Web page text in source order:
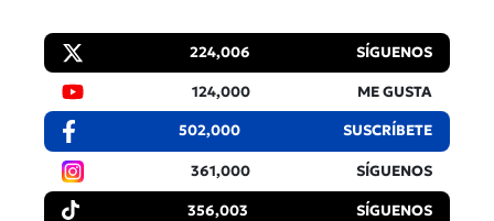
224,006 SÍGUENOS
124,000 ME GUSTA
502,000 SUSCRÍBETE
361,000 SÍGUENOS
356,003 SÍGUENOS